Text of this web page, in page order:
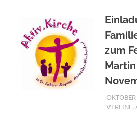
zum
VEREINE,